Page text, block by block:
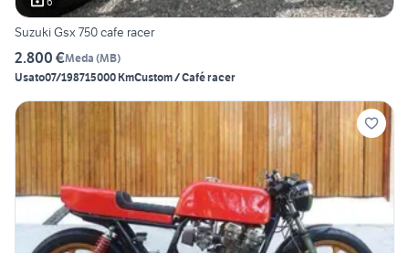
Suzuki Gsx 750 cafe racer
2.800 €Meda (MB)
Usato07/198715000 KmCustom / Café racer